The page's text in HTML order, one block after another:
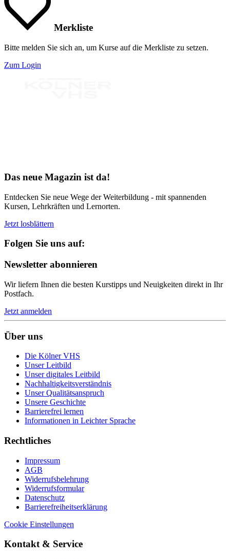
Merkliste
Bitte melden Sie sich an, um Kurse auf die Merkliste zu setzen.
Zum Login
Das neue Magazin ist da!
Entdecken Sie neue Wege der Weiterbildung - mit spannenden
Kursen, Lehrkräften und Lernorten.
Jetzt losblättern
Folgen Sie uns auf:
Newsletter abonnieren
Wir liefern Ihnen die besten Kurstipps und Neuigkeiten direkt in Ihr
Postfach.
Jetzt anmelden
Über uns
Die Kölner VHS
Unser Leitbild
Unser digitales Leitbild
Nachhaltigkeitsverständnis
Unser Qualitätsanspruch
Unsere Geschichte
Barrierefrei lernen
Informationen in Leichter Sprache
Rechtliches
Impressum
AGB
Widerrufsbelehrung
Widerrufsformular
Datenschutz
Barrierefreiheitserklärung
Cookie Einstellungen
Kontakt & Service